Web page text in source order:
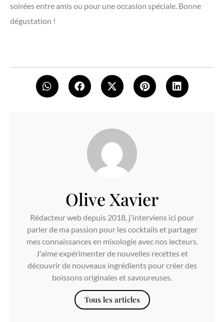
soirées entre amis ou pour une occasion spéciale. Bonne
dégustation !
Olive Xavier
Rédacteur web depuis 2018, j'interviens ici pour
parler de ma passion pour les cocktails et partager
mes connaissances en mixologie avec nos lecteurs.
J'aime expérimenter de nouvelles recettes et
découvrir de nouveaux ingrédients pour créer des
boissons originales et savoureuses.
Tous les articles